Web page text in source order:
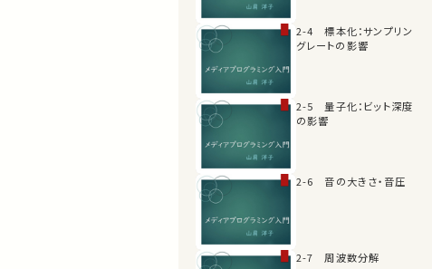
2-4 標本化：サンプリン
グレートの影響
2-5 量子化：ビット深度
の影響
2-6 音の大きさ・音圧
2-7 周波数分解